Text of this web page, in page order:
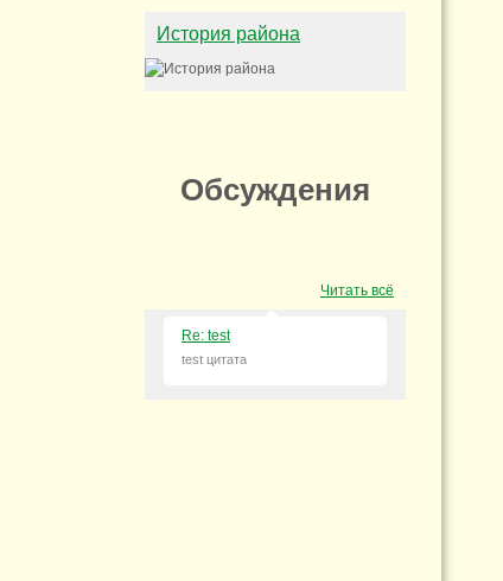
История района
Обсуждения
Читать всё
Re: test
test цитата